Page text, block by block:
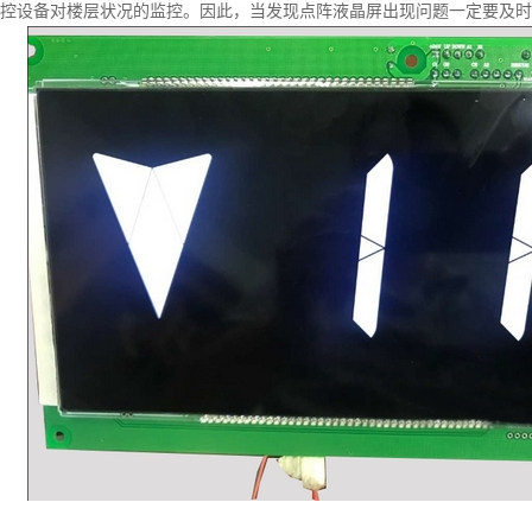
控设备对楼层状况的监控。因此，当发现点阵液晶屏出现问题一定要及